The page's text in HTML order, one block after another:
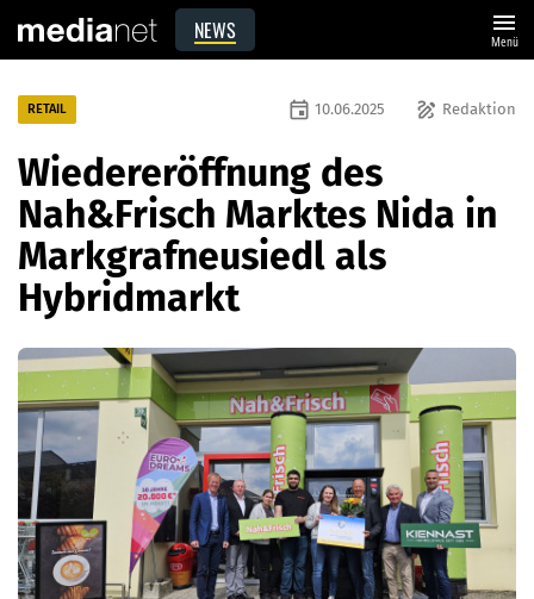
NEWS menu
Menü
RETAIL draw Redaktion
event 10.06.2025
Wiedereröffnung des
Nah&Frisch Marktes Nida in
Markgrafneusiedl als
Hybridmarkt